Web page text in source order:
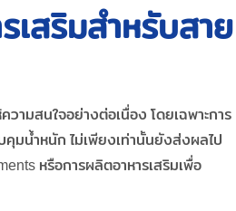
สริมสำหรับสาย
ามสนใจอย่างต่อเนื่อง โดยเฉพาะการ
มน้ำหนัก ไม่เพียงเท่านั้นยังส่งผลไป
หรือการผลิตอาหารเสริมเพื่อ